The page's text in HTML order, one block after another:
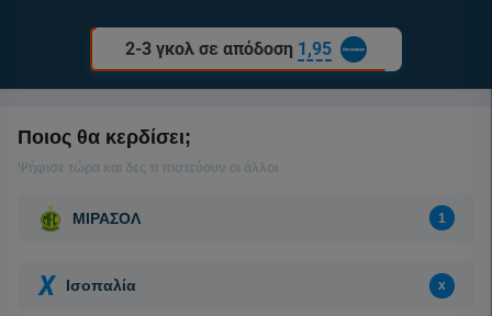
2-3 γκολ σε απόδοση 1,95